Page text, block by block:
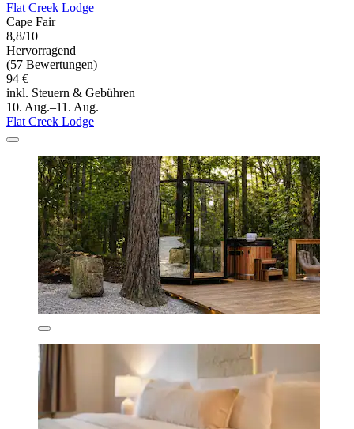
Flat Creek Lodge
Cape Fair
8,8/10
Hervorragend
(57 Bewertungen)
94 €
inkl. Steuern & Gebühren
10. Aug.–11. Aug.
Flat Creek Lodge